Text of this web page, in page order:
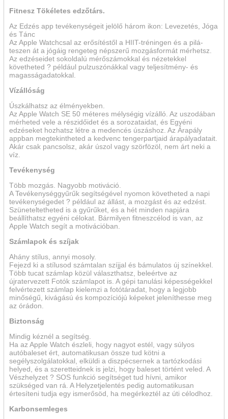
Fitnesz Tökéletes edzőtárs.
Az Edzés app tevékenységeit jelölő három ikon: Levezetés, Jóga
és Tánc
Az Apple Watchcsal az erősítéstől a HIIT-tréningen és a pilá­
teszen át a jógáig rengeteg népszerű mozgásformát mérhetsz.
Az edzéseidet sokoldalú mérőszámokkal és nézetekkel
követheted ? például pulzus­zónákkal vagy teljesítmény- és
magasság­adatokkal.
Vízállóság
Úszkálhatsz az élményekben.
Az Apple Watch SE 50 méteres mélységig vízálló. Az uszo­dá­ban
mérheted vele a rész­időidet és a sorozataidat, és Egyéni
edzéseket hozhatsz létre a medencés úszáshoz. Az Árapály
appban megtekintheted a kedvenc tengerpartjaid árapályadatait.
Akár csak pancsolsz, akár úszol vagy szörfözöl, nem árt neki a
víz.
Tevékenység
Több mozgás. Nagyobb motiváció.
A Tevékenységgyűrűk segítségével nyomon követheted a napi
tevékenységedet ? például az állást, a mozgást és az edzést.
Szüneteltetheted is a gyűrűket, és a hét minden napjára
beállíthatsz egyéni célokat. Bármilyen fitneszcélod is van, az
Apple Watch segít a motivációban.
Számlapok és szíjak
Ahány stílus, annyi mosoly.
Fejezd ki a stílusod számtalan szíjjal és bámulatos új színekkel.
Több tucat számlap közül választhatsz, beleértve az
újratervezett Fotók számlapot is. A gépi tanulási képességekkel
felvértezett számlap kielemzi a fotótáradat, hogy a legjobb
minőségű, kivágású és kompozíciójú képeket jeleníthesse meg
az órádon.
Biztonság
Mindig kéznél a segítség.
Ha az Apple Watch észleli, hogy nagyot estél, vagy súlyos
autóbaleset ért, automatikusan össze tud kötni a
segélyszolgálatokkal, elküldi a diszpécsernek a tartózkodási
helyed, és a szeretteidnek is jelzi, hogy baleset történt veled. A
Vészhelyzet ? SOS funkció segítséget tud hívni, amikor
szükséged van rá. A Helyzetjelentés pedig automatikusan
értesíteni tudja egy ismerősöd, ha megérkeztél az úti célodhoz.
Karbonsemleges